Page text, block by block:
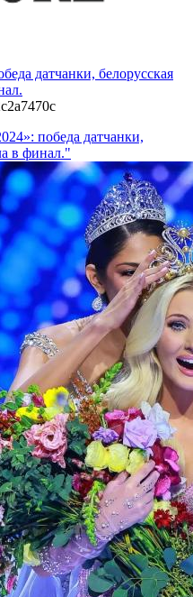
датчанки, белорусская
победа датчанки,
в финал."